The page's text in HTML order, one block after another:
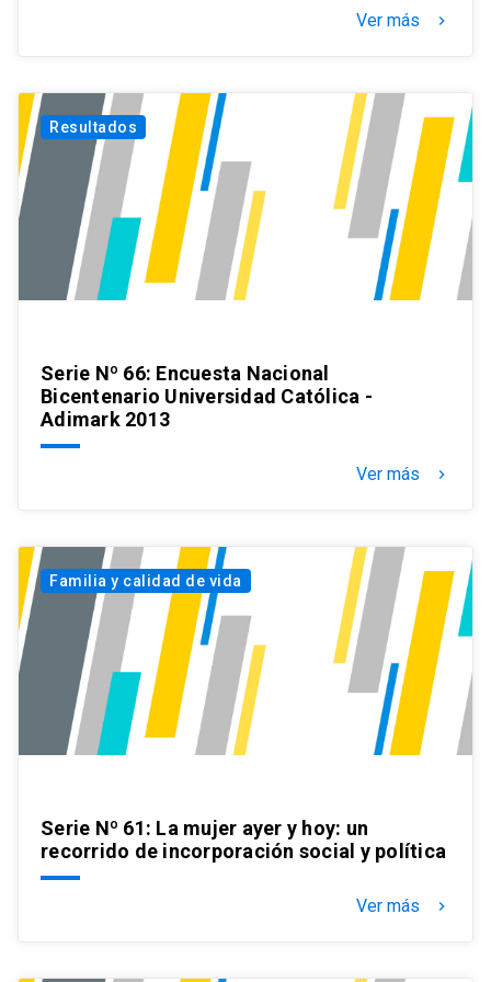
Ver más keyboard_arrow_right
Resultados
Serie Nº 66: Encuesta Nacional
Bicentenario Universidad Católica -
Adimark 2013
Ver más keyboard_arrow_right
Familia y calidad de vida
Serie Nº 61: La mujer ayer y hoy: un
recorrido de incorporación social y política
Ver más keyboard_arrow_right